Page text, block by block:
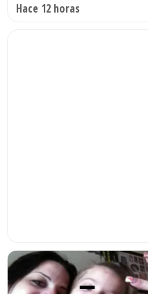
Hace 12 horas